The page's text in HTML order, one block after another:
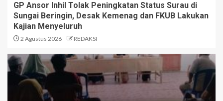
GP Ansor Inhil Tolak Peningkatan Status Surau di
Sungai Beringin, Desak Kemenag dan FKUB Lakukan
Kajian Menyeluruh
2 Agustus 2026 REDAKSI